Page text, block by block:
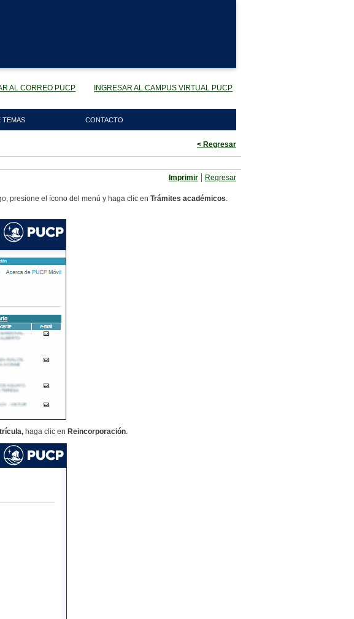
AL CORREO PUCP INGRESAR AL CAMPUS VIRTUAL PUCP
TEMAS CONTACTO
< Regresar
Imprimir | Regresar
presione el ícono del menú y haga clic en Trámites académicos.
haga clic en Reincorporación.